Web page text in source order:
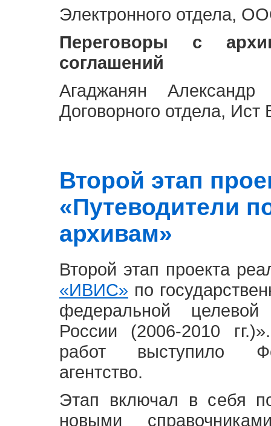
Электронного отдела,
Переговоры с
соглашений
Агаджанян Александр
Договорного отдела,
Второй этап
«Путеводители
архивам»
Второй этап проекта
«ИВИС» по
федеральной
России (2006-2010
работ выступило
агентство.
Этап включал в себя
новыми